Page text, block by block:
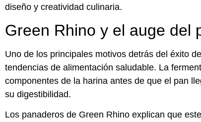
diseño y creatividad culinaria.
Green Rhino y el auge del
Uno de los principales motivos detrás del éxito
tendencias de alimentación saludable. La
componentes de la harina antes de que el pan
su digestibilidad.
Los panaderos de Green Rhino explican que